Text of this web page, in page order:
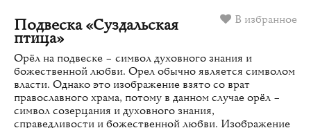
В избранное
Подвеска «Суздальская
птица»
Орёл на подвеске – символ духовного знания и
божественной любви. Орел обычно является символом
власти. Однако это изображение взято со врат
православного храма, потому в данном случае орёл –
символ созерцания и духовного знания,
справедливости и божественной любви. Изображение